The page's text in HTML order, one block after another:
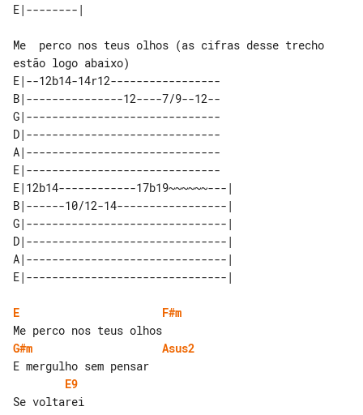
Me  perco nos teus olhos (as cifras desse trecho
estão logo abaixo)
E|--12b14-14r12-----------------
B|---------------12----7/9--12--
G|------------------------------
D|------------------------------
A|------------------------------
E|------------------------------
E|12b14------------17b19~~~~~~---|
B|------10/12-14-----------------|
G|-------------------------------|
D|-------------------------------|
A|-------------------------------|
E
F#m
G#m
Asus2
E9
Se voltarei